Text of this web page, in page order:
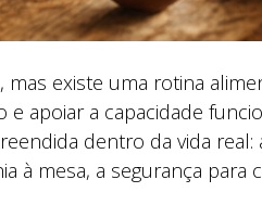
mas existe uma rotina
apoiar a capacidade
dentro da vida real:
à mesa, a segurança para